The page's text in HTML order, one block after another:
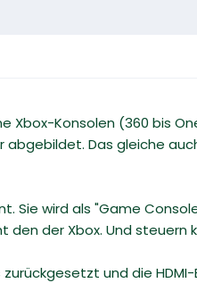
Konsolen (360 bis
Das gleiche
Sie wird als "Game
der Xbox. Und steuern
und die